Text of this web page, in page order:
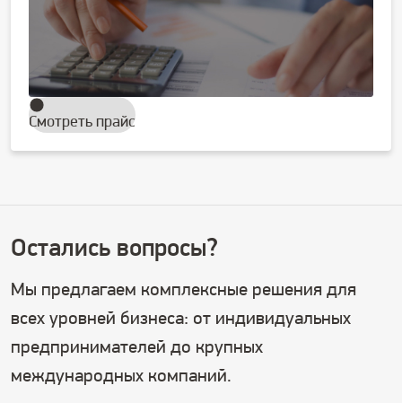
Смотреть прайс
Остались вопросы?
Мы предлагаем комплексные решения для
всех уровней бизнеса: от индивидуальных
предпринимателей до крупных
международных компаний.